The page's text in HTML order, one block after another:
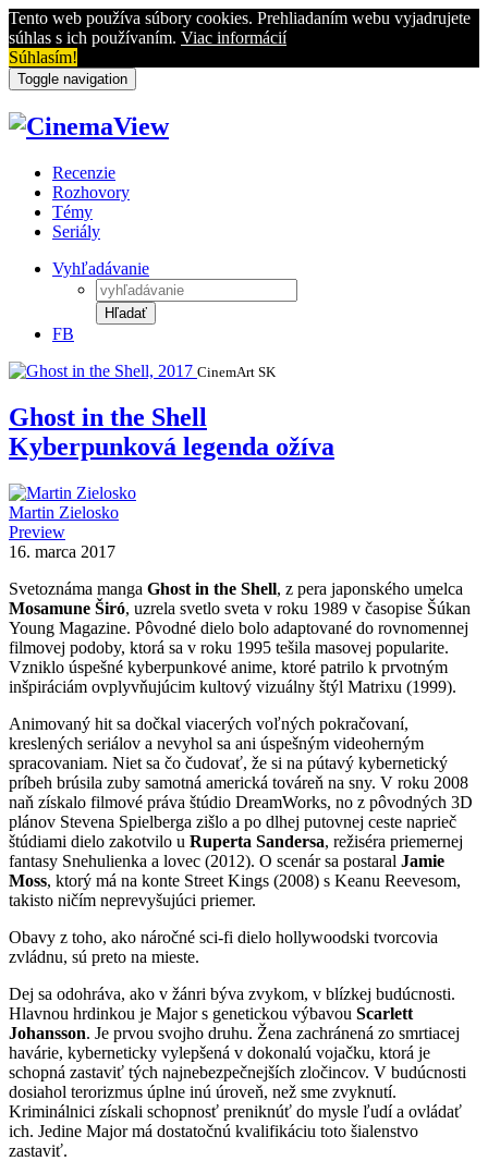
Tento web používa súbory cookies. Prehliadaním webu vyjadrujete
súhlas s ich používaním. Viac informácií
Súhlasím!
Toggle navigation
Recenzie
Rozhovory
Témy
Seriály
Vyhľadávanie
Hľadať
FB
CinemArt SK
Ghost in the Shell
Kyberpunková legenda ožíva
Martin Zielosko
Preview
16. marca 2017
Svetoznáma manga Ghost in the Shell, z pera japonského umelca
Mosamune Širó, uzrela svetlo sveta v roku 1989 v časopise Šúkan
Young Magazine. Pôvodné dielo bolo adaptované do rovnomennej
filmovej podoby, ktorá sa v roku 1995 tešila masovej popularite.
Vzniklo úspešné kyberpunkové anime, ktoré patrilo k prvotným
inšpiráciám ovplyvňujúcim kultový vizuálny štýl Matrixu (1999).
Animovaný hit sa dočkal viacerých voľných pokračovaní,
kreslených seriálov a nevyhol sa ani úspešným videoherným
spracovaniam. Niet sa čo čudovať, že si na pútavý kybernetický
príbeh brúsila zuby samotná americká továreň na sny. V roku 2008
naň získalo filmové práva štúdio DreamWorks, no z pôvodných 3D
plánov Stevena Spielberga zišlo a po dlhej putovnej ceste naprieč
štúdiami dielo zakotvilo u Ruperta Sandersa, režiséra priemernej
fantasy Snehulienka a lovec (2012). O scenár sa postaral Jamie
Moss, ktorý má na konte Street Kings (2008) s Keanu Reevesom,
takisto ničím neprevyšujúci priemer.
Obavy z toho, ako náročné sci-fi dielo hollywoodski tvorcovia
zvládnu, sú preto na mieste.
Dej sa odohráva, ako v žánri býva zvykom, v blízkej budúcnosti.
Hlavnou hrdinkou je Major s genetickou výbavou Scarlett
Johansson. Je prvou svojho druhu. Žena zachránená zo smrtiacej
havárie, kyberneticky vylepšená v dokonalú vojačku, ktorá je
schopná zastaviť tých najnebezpečnejších zločincov. V budúcnosti
dosiahol terorizmus úplne inú úroveň, než sme zvyknutí.
Kriminálnici získali schopnosť preniknúť do mysle ľudí a ovládať
ich. Jedine Major má dostatočnú kvalifikáciu toto šialenstvo
zastaviť.